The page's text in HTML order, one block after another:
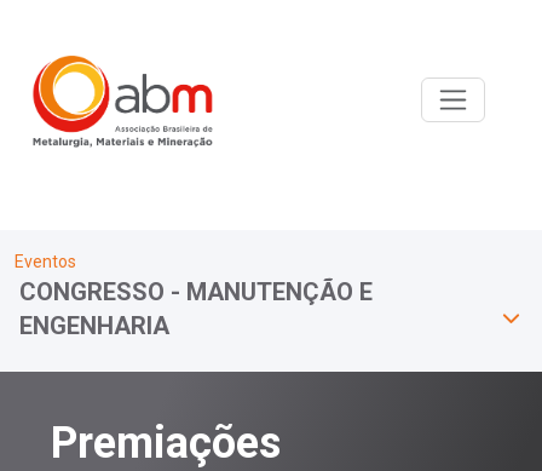
Eventos
CONGRESSO - MANUTENÇÃO E
ENGENHARIA
Premiações